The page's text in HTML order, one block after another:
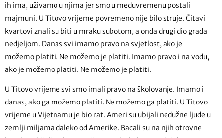
ih ima, uživamo u njima jer smo u međuvremenu postali
majmuni. U Titovo vrijeme povremeno nije bilo struje. Čitavi
kvartovi znali su biti u mraku subotom, a onda drugi dio grada
nedjeljom. Danas svi imamo pravo na svjetlost, ako je
možemo platiti. Ne možemo je platiti. Imamo pravo i na vodu,
ako je možemo platiti. Ne možemo je platiti.
U Titovo vrijeme svi smo imali pravo na školovanje. Imamo i
danas, ako ga možemo platiti. Ne možemo ga platiti. U Titovo
vrijeme u Vijetnamu je bio rat. Ameri su ubijali nedužne ljude u
zemlji miljama daleko od Amerike. Bacali su na njih otrovne